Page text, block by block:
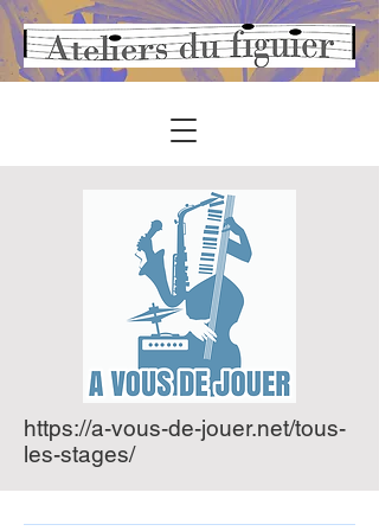
https://a-vous-de-jouer.net/tous-
les-stages/